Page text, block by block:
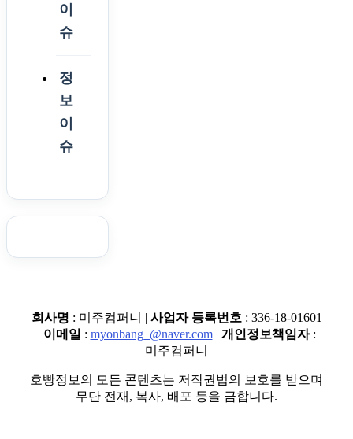
이
슈
정
보
이
슈
회사명 : 미주컴퍼니 | 사업자 등록번호 : 336-18-01601
| 이메일 : myonbang_@naver.com| 개인정보책임자:
미주컴퍼니
호빵정보의 모든 콘텐츠는 저작권법의 보호를 받으며
무단 전재, 복사, 배포 등을 금합니다.